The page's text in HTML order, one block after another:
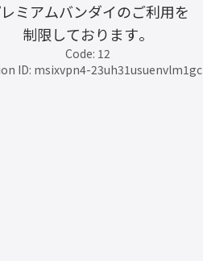
ミアムバンダイのご利用を
制限しております。
Code: 12
ID: msixvpn4-23uh31usuenvlm1gc